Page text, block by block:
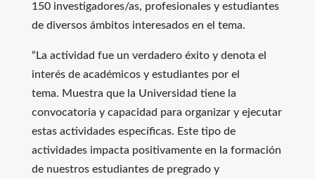
150 investigadores/as, profesionales y estudiantes
de diversos ámbitos interesados en el tema.
“La actividad fue un verdadero éxito y denota el
interés de académicos y estudiantes por el
tema. Muestra que la Universidad tiene la
convocatoria y capacidad para organizar y ejecutar
estas actividades específicas. Este tipo de
actividades impacta positivamente en la formación
de nuestros estudiantes de pregrado y